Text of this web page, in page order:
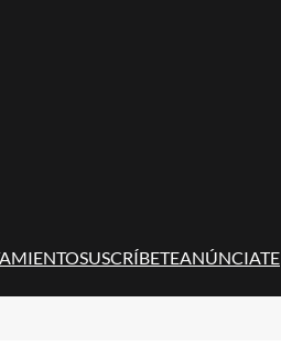
SUSCRÍBETEANÚNCIATE